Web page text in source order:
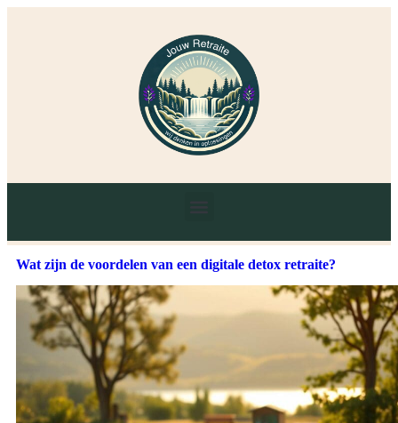
Wat zijn de voordelen van een digitale detox retraite?